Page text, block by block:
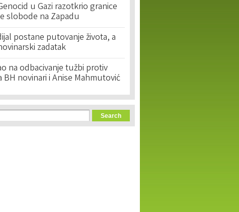
u Gazi razotkrio granice
slobode na Zapadu
postane putovanje života, a
zadatak
na odbacivanje tužbi protiv
BH novinari i Anise Mahmutović